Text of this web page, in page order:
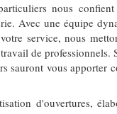
nous
Avec une équipe
service, nous
de professionnels.
sauront vous apporter
d'ouvertures,